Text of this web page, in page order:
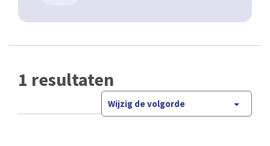
1 resultaten
Wijzig de volgorde